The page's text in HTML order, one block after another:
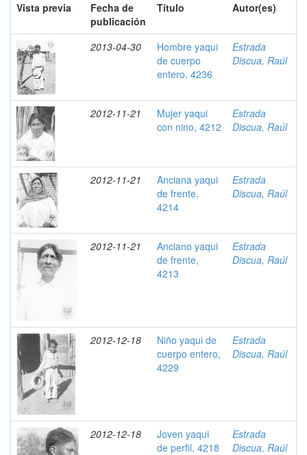
Vista previa
Fecha de
publicación
Título Autor(es)
2013-04-30
Hombre yaqui
de cuerpo
entero, 4236
Estrada
Discua, Raúl
2012-11-21
Mujer yaqui
con nino, 4212
Estrada
Discua, Raúl
2012-11-21
Anciana yaqui
de frente,
4214
Estrada
Discua, Raúl
2012-11-21
Anciano yaqui
de frente,
4213
Estrada
Discua, Raúl
2012-12-18
Niño yaqui de
cuerpo entero,
4229
Estrada
Discua, Raúl
2012-12-18
Joven yaqui
de perfil, 4218
Estrada
Discua, Raúl